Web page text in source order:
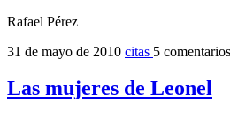
Rafael Pérez
31 de mayo de 2010 citas 5 comentarios
Las mujeres de Leonel